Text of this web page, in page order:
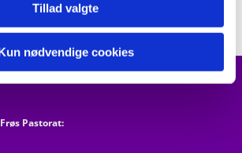
Tillad valgte
nødvendige cookies
Pastorat: